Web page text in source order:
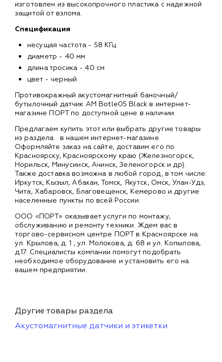
изготовлен из высокопрочного пластика с надежной
защитой от взлома.
Спецификация
несущая частота - 58 КГц
диаметр - 40 мм
длина тросика - 40 см
цвет - черный
Противокражный акустомагнитный баночный/
бутылочный датчик AM Botle05 Black в интернет-
магазине ПОРТ по доступной цене в наличии.
Предлагаем купить этот или выбрать другие товары
из раздела
в нашем интернет-магазине.
Оформляйте заказ на сайте, доставим его по
Красноярску, Красноярскому краю (Железногорск,
Норильск, Минусинск, Ачинск, Зеленогорск и др).
Также доставка возможна в любой город, в том числе:
Иркутск, Кызыл, Абакан, Томск, Якутск, Омск, Улан-Удэ,
Чита, Хабаровск, Благовещенск, Кемерово и другие
населенные пункты по всей России.
ООО «ПОРТ» оказывает услуги по монтажу,
обслуживанию и ремонту техники. Ждем вас в
торгово-сервисном центре ПОРТ в Красноярске на
ул. Крылова, д. 1 , ул. Молокова, д. 68 и ул. Копылова,
д.17. Специалисты компании помогут подобрать
необходимое оборудование и установить его на
вашем предприятии.
Другие товары раздела
Акустомагнитные датчики и этикетки